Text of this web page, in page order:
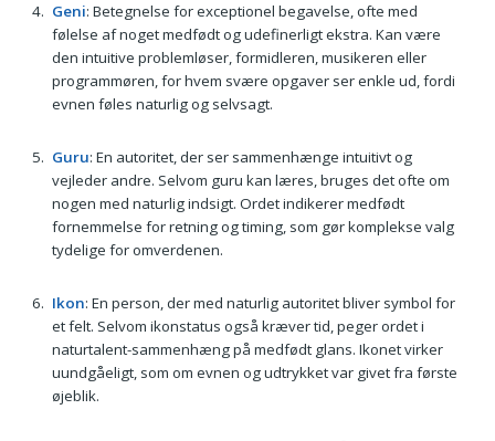
Geni: Betegnelse for exceptionel begavelse, ofte med
følelse af noget medfødt og udefinerligt ekstra. Kan være
den intuitive problemløser, formidleren, musikeren eller
programmøren, for hvem svære opgaver ser enkle ud, fordi
evnen føles naturlig og selvsagt.
Guru: En autoritet, der ser sammenhænge intuitivt og
vejleder andre. Selvom guru kan læres, bruges det ofte om
nogen med naturlig indsigt. Ordet indikerer medfødt
fornemmelse for retning og timing, som gør komplekse valg
tydelige for omverdenen.
Ikon: En person, der med naturlig autoritet bliver symbol for
et felt. Selvom ikonstatus også kræver tid, peger ordet i
naturtalent-sammenhæng på medfødt glans. Ikonet virker
uundgåeligt, som om evnen og udtrykket var givet fra første
øjeblik.